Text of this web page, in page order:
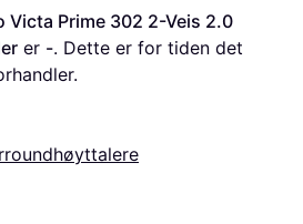
Victa Prime 302 2-Veis 2.0
er -. Dette er for tiden det